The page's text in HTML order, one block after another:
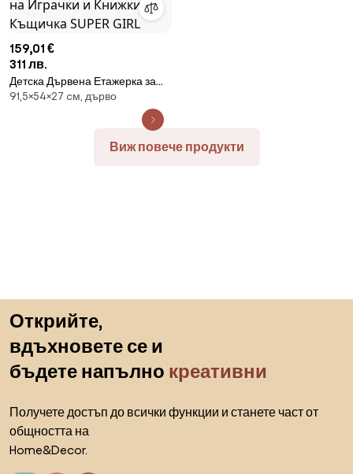
159,01 €
311 лв.
Детска Дървена Етажерка за
Съхранение на Играчки и
Книжки - Къщичка SUPER GIRL
91,5×54×27 cм, дърво
Виж повече продукти
Открийте,
вдъхновете се и
бъдете напълно креативни
Получете достъп до всички функции и станете част от
общността на
Home&Decor.